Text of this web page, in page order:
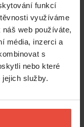
funkcí
využíváme
web používáte,
média, inzerci a
s
nebo které
služby.
od Prahy alenabízí
historickými
Trojice, ale i
či
Panny Marie na
propadněte